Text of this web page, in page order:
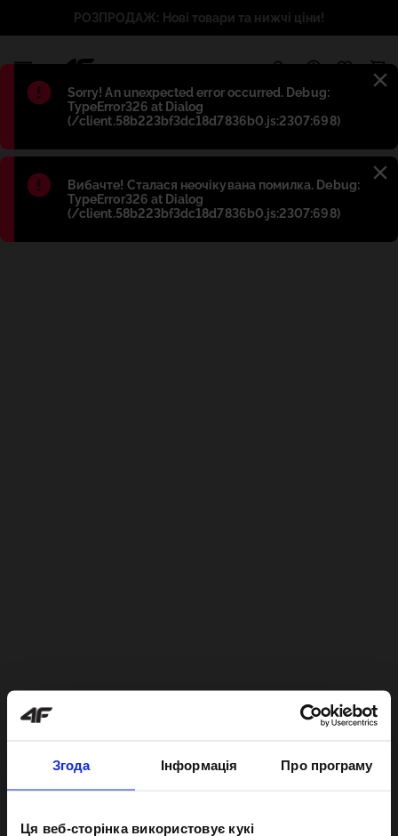
Згода Інформація Про програму
Ця веб-сторінка використовує кукі
Błąd:
Sorry! An unexpected error occurred. Debug:
TypeError326 at Dialog
(/client.58b223bf3dc18d7836b0.js:2307:698)
Błąd:
Вибачте! Сталася неочікувана помилка. Debug:
TypeError326 at Dialog
(/client.58b223bf3dc18d7836b0.js:2307:698)
РОЗПРОДАЖ: Нові товари та нижчі ціни!